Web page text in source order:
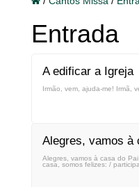
Entrada
A edificar a Igreja
Irmão, vem, ajuda-me! Irmã,
Alegres, vamos à
Alegres, vamos à casa do
casa, somos felizes: /